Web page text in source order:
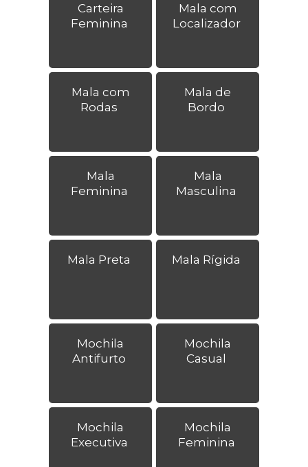
Carteira
Feminina
Mala com
Localizador
Mala com
Rodas
Mala de
Bordo
Mala
Feminina
Mala
Masculina
Mala Preta Mala Rígida
Mochila
Antifurto
Mochila
Casual
Mochila
Executiva
Mochila
Feminina